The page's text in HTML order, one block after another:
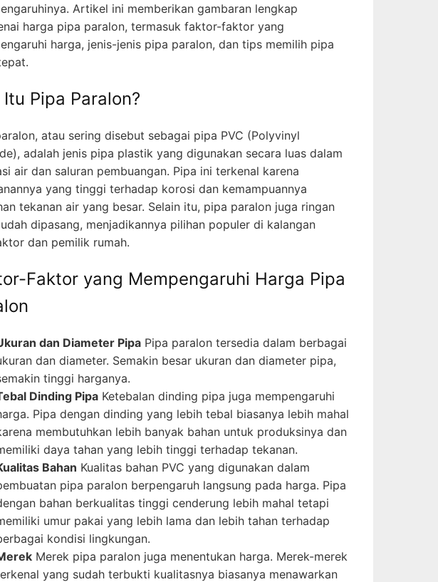
Artikel ini memberikan gambaran lengkap
harga pipa paralon, termasuk faktor-faktor yang
harga, jenis-jenis pipa paralon, dan tips memilih pipa
Pipa Paralon?
atau sering disebut sebagai pipa PVC (Polyvinyl
adalah jenis pipa plastik yang digunakan secara luas dalam
air dan saluran pembuangan. Pipa ini terkenal karena
yang tinggi terhadap korosi dan kemampuannya
tekanan air yang besar. Selain itu, pipa paralon juga ringan
dipasang, menjadikannya pilihan populer di kalangan
dan pemilik rumah.
Faktor yang Mempengaruhi Harga Pipa
dan Diameter Pipa Pipa paralon tersedia dalam berbagai
dan diameter. Semakin besar ukuran dan diameter pipa,
tinggi harganya.
Dinding Pipa Ketebalan dinding pipa juga mempengaruhi
Pipa dengan dinding yang lebih tebal biasanya lebih mahal
membutuhkan lebih banyak bahan untuk produksinya dan
daya tahan yang lebih tinggi terhadap tekanan.
Bahan Kualitas bahan PVC yang digunakan dalam
pipa paralon berpengaruh langsung pada harga. Pipa
bahan berkualitas tinggi cenderung lebih mahal tetapi
umur pakai yang lebih lama dan lebih tahan terhadap
kondisi lingkungan.
Merek pipa paralon juga menentukan harga. Merek-merek
yang sudah terbukti kualitasnya biasanya menawarkan